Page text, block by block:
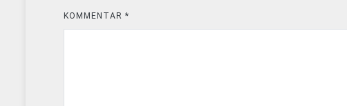
KOMMENTAR *